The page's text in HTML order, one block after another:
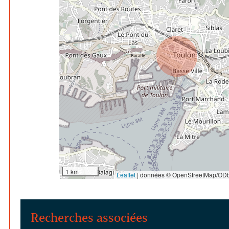
1 km Leaflet | données © OpenStreetMap/
Recherches associées